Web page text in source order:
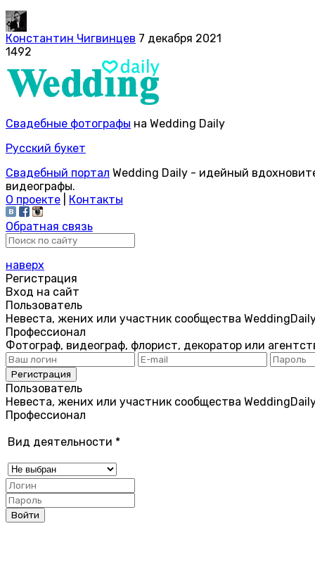
Константин Чигвинцев 7 декабря 2021
1492
Свадебные фотографы на Wedding Daily
Русский букет
Свадебный портал Wedding Daily - идейный
видеографы.
О проекте
Контакты
Обратная связь
наверх
Регистрация
Вход на сайт
Пользователь
Невеста, жених или участник сообщества
Профессионал
Фотограф, видеограф, флорист, декоратор или
Пользователь
Невеста, жених или участник сообщества
Профессионал
Вид деятельности *